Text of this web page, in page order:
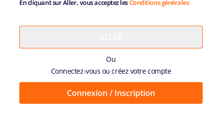
En cliquant sur Aller, vous acceptez lesConditions générales
Ou
Connectez-vous ou créez votre compte
Connexion / Inscription